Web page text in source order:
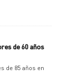
de 60 años
de 85 años en